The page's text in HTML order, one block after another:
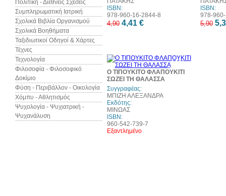
Πολιτική - Διεθνείς Σχέσεις
Συμπληρωματική Ιατρική
Σχολικά Βιβλία Οργανισμού
Σχολικά Βοηθήματα
Ταξιδιωτικοί Οδηγοί & Χάρτες
Τέχνες
Τεχνολογία
Φιλοσοφία - Φιλοσοφικό
Δοκίμιο
Φύση - Περιβάλλον - Οικολογία
Χόμπυ - Αθλητισμός
Ψυχολογία - Ψυχιατρική -
Ψυχανάλυση
ISBN:
978-960-16-2844-8
4,90 4,41 €
ISBN:
978-
5,90
10%
έκπτωση
Ο ΤΙΠΟΥΚΙΤΟ ΦΛΑΠΟΥΚΙΤΙ
ΣΩΖΕΙ ΤΗ ΘΑΛΑΣΣΑ
Συγγραφέας:
ΜΠΙΖΗ ΑΛΕΞΑΝΔΡΑ
Εκδότης:
ΜΙΝΩΑΣ
ISBN:
960-542-739-7
Εξαντλημένο